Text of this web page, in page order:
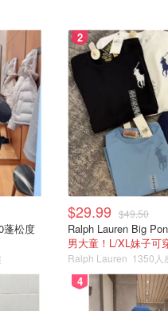
蓬松度
2
$29.99 $49.50
男大童！L/XL妹子可
Ralph Lauren 1350人
4